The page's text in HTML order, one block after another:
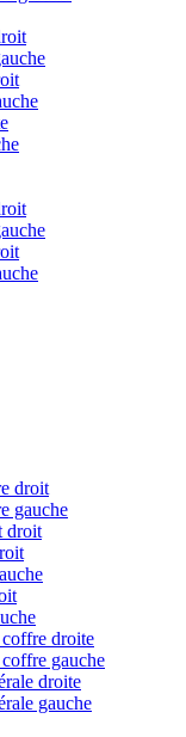
droit
gauche
droit
droite
gauche
droite
gauche